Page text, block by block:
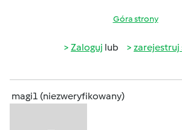
Góra strony
Zaloguj lub zarejestruj
magi1 (niezweryfikowany)